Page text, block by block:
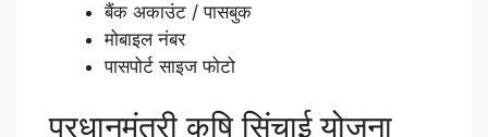
बैंक अकाउंट / पासबुक
मोबाइल नंबर
पासपोर्ट साइज फोटो
प्रधानमंत्री कृषि सिंचाई योजना